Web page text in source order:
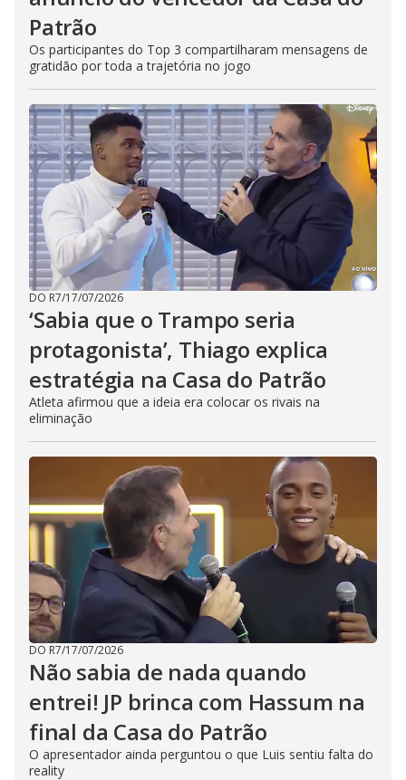
Patrão
Os participantes do Top 3 compartilharam mensagens de
gratidão por toda a trajetória no jogo
DO R7/17/07/2026
‘Sabia que o Trampo seria
protagonista’, Thiago explica
estratégia na Casa do Patrão
Atleta afirmou que a ideia era colocar os rivais na
eliminação
DO R7/17/07/2026
Não sabia de nada quando
entrei! JP brinca com Hassum na
final da Casa do Patrão
O apresentador ainda perguntou o que Luis sentiu falta do
reality